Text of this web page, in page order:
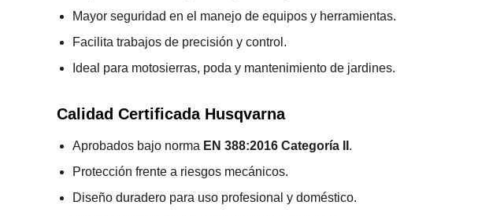
Mayor seguridad en el manejo de equipos y herramientas.
Facilita trabajos de precisión y control.
Ideal para motosierras, poda y mantenimiento de jardines.
Calidad Certificada Husqvarna
Aprobados bajo norma EN 388:2016 Categoría II .
Protección frente a riesgos mecánicos.
Diseño duradero para uso profesional y doméstico.